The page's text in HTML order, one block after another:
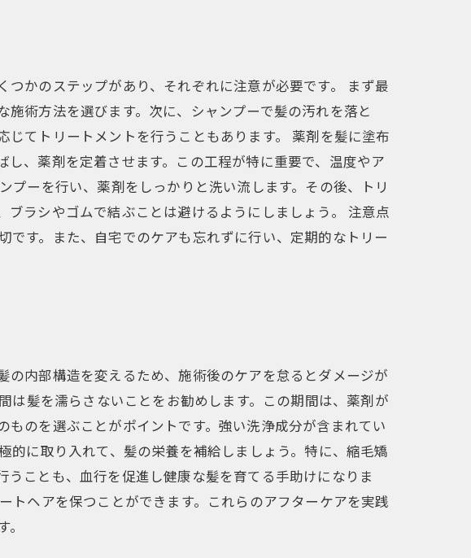
かのステップがあり、それぞれに注意が必要です。 まず最
術方法を選びます。次に、シャンプーで髪の汚れを落と
てトリートメントを行うこともあります。 薬剤を髪に塗布
、薬剤を定着させます。この工程が特に重要で、温度やア
ーを行い、薬剤をしっかりと洗い流します。その後、トリ
ラシやゴムで結ぶことは避けるようにしましょう。 注意点
す。また、自宅でのケアも忘れずに行い、定期的なトリー
内部構造を変えるため、施術後のケアを怠るとダメージが
は髪を濡らさないことをお勧めします。この期間は、薬剤が
のを選ぶことがポイントです。強い洗浄成分が含まれてい
的に取り入れて、髪の栄養を補給しましょう。特に、縮毛矯
ことも、血行を促進し健康な髪を育てる手助けになりま
トヘアを保つことができます。これらのアフターケアを実践